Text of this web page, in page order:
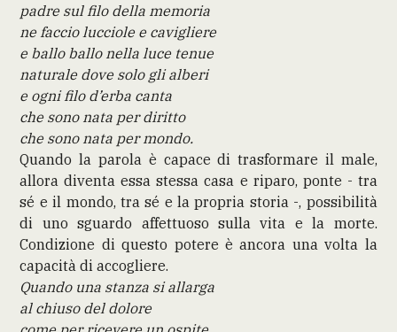
padre sul filo della memoria
ne faccio lucciole e cavigliere
e ballo ballo nella luce tenue
naturale dove solo gli alberi
e ogni filo d’erba canta
che sono nata per diritto
che sono nata per mondo.
Quando la parola è capace di trasformare il male,
allora diventa essa stessa casa e riparo, ponte - tra
sé e il mondo, tra sé e la propria storia -, possibilità
di uno sguardo affettuoso sulla vita e la morte.
Condizione di questo potere è ancora una volta la
capacità di accogliere.
Quando una stanza si allarga
al chiuso del dolore